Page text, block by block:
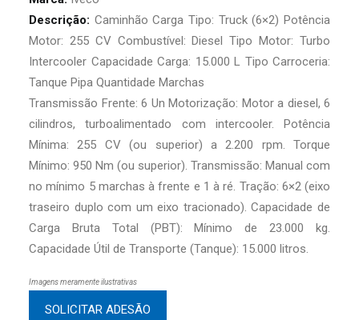
Descrição: Caminhão Carga Tipo: Truck (6×2) Potência
Motor: 255 CV Combustível: Diesel Tipo Motor: Turbo
Intercooler Capacidade Carga: 15.000 L Tipo Carroceria:
Tanque Pipa Quantidade Marchas
Transmissão Frente: 6 Un Motorização: Motor a diesel, 6
cilindros, turboalimentado com intercooler. Potência
Mínima: 255 CV (ou superior) a 2.200 rpm. Torque
Mínimo: 950 Nm (ou superior). Transmissão: Manual com
no mínimo 5 marchas à frente e 1 à ré. Tração: 6×2 (eixo
traseiro duplo com um eixo tracionado). Capacidade de
Carga Bruta Total (PBT): Mínimo de 23.000 kg.
Capacidade Útil de Transporte (Tanque): 15.000 litros.
Imagens meramente ilustrativas
SOLICITAR ADESÃO